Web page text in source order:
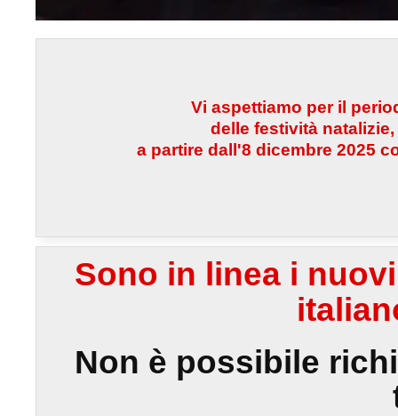
Vi aspettiamo per il
delle festività natalizie,
a partire dall'8 dicembre 2025
Sono in linea i
Non è possibile